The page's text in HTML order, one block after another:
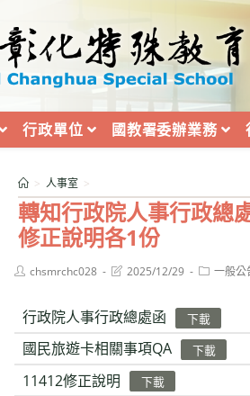
行政單位 國教署委辦業務
轉知行政院人事行政總
修正說明各1份
> 人事室 >
Postchsmrchc028
Post2025/12/29
Post一般公
行政院人事行政總處函 下載
國民旅遊卡相關事項QA 下載
11412修正說明 下載